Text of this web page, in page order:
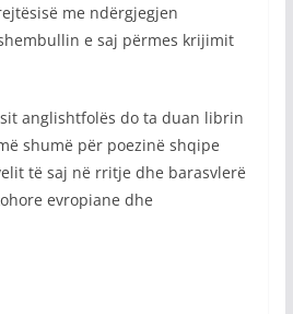
me ndërgjegjen
e saj përmes krijimit
anglishtfolës do ta duan librin
shumë për poezinë shqipe
të saj në rritje dhe barasvlerë
evropiane dhe